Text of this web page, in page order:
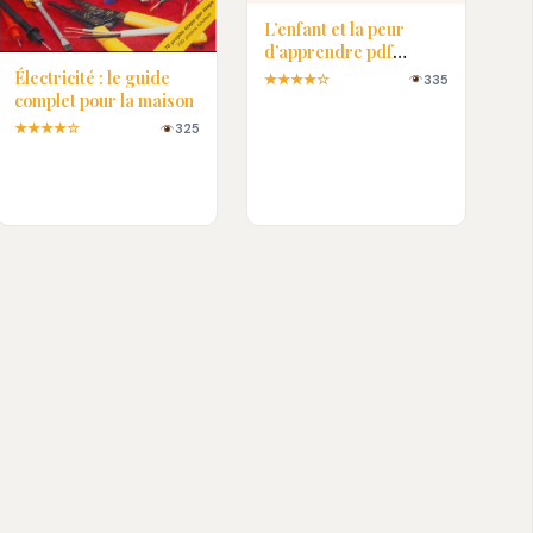
Électricité : le guide
complet pour la maison
★★★★☆ 325
L’enfant et la peur
d’apprendre pdf
gratuit
★★★★☆ 335